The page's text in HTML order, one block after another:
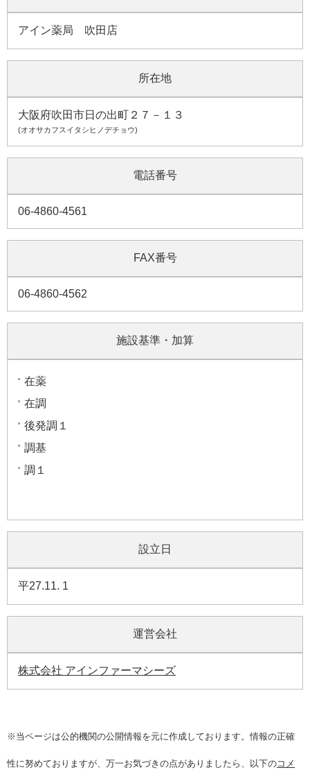
アイン薬局 吹田店
所在地
大阪府吹田市日の出町２７－１３
(オオサカフスイタシヒノデチョウ)
電話番号
06-4860-4561
FAX番号
06-4860-4562
施設基準・加算
在薬
在調
後発調１
調基
調１
設立日
平27.11. 1
運営会社
株式会社 アインファーマシーズ
※当ページは公的機関の公開情報を元に作成しております。情報の正確
性に努めておりますが、万一お気づきの点がありましたら、以下のコメ